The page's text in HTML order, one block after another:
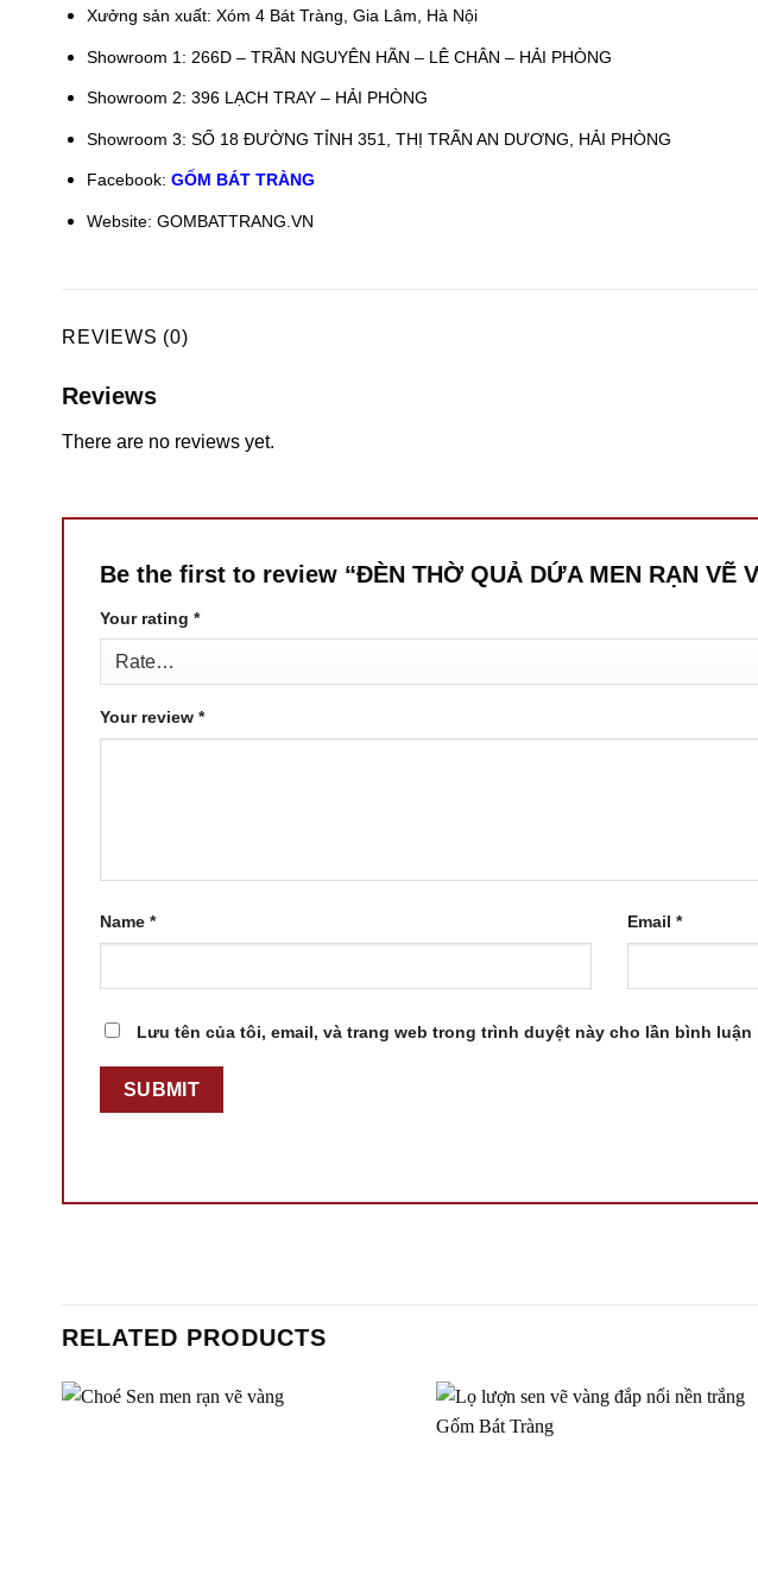
Xưởng sản xuất: Xóm 4 Bát Tràng, Gia Lâm, Hà Nội
Showroom 1: 266D – TRẦN NGUYÊN HÃN – LÊ CHÂN – HẢI PHÒNG
Showroom 2: 396 LẠCH TRAY – HẢI PHÒNG
Showroom 3: SỐ 18 ĐƯỜNG TỈNH 351, THỊ TRẤN AN DƯƠNG, HẢI PHÒNG
Facebook: GỐM BÁT TRÀNG
Website: GOMBATTRANG.VN
REVIEWS (0)
Reviews
There are no reviews yet.
Be the first to review “ĐÈN THỜ QUẢ DỨA MEN RẠN VẼ
Your rating *
Your review *
Name * Email*
Lưu tên của tôi, email, và trang web trong trình duyệt này cho lần bình luận
RELATED PRODUCTS